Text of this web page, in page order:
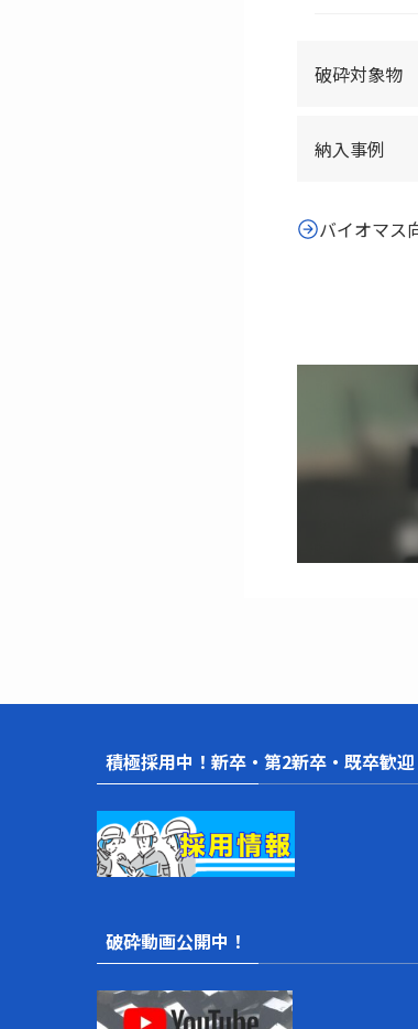
破砕対象物
納入事例
バイオマス
積極採用中！新卒・第2新卒・既卒歓迎
破砕動画公開中！